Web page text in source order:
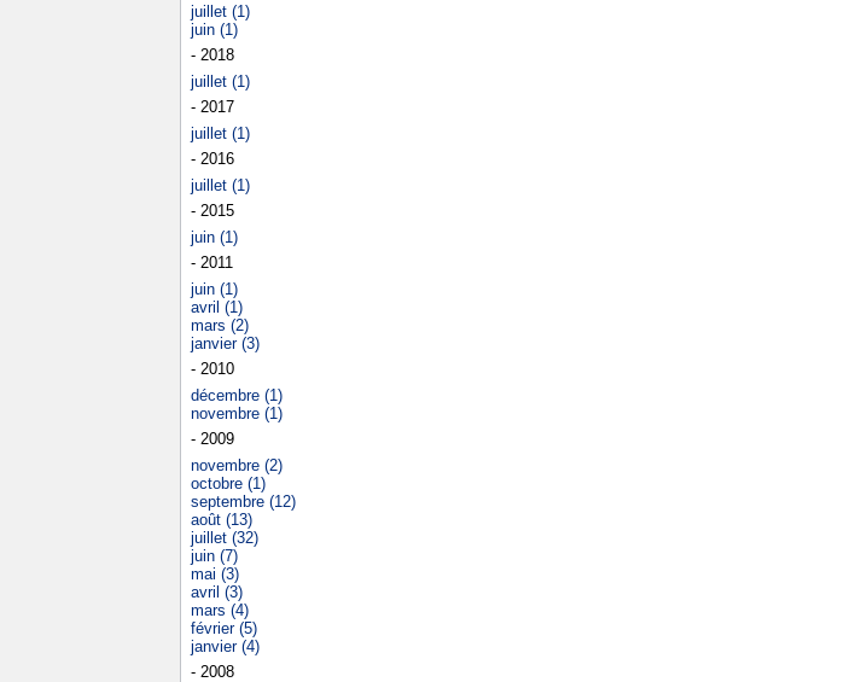
juillet (1)
juin (1)
- 2018
juillet (1)
- 2017
juillet (1)
- 2016
juillet (1)
- 2015
juin (1)
- 2011
juin (1)
avril (1)
mars (2)
janvier (3)
- 2010
décembre (1)
novembre (1)
- 2009
novembre (2)
octobre (1)
septembre (12)
août (13)
juillet (32)
juin (7)
mai (3)
avril (3)
mars (4)
février (5)
janvier (4)
- 2008